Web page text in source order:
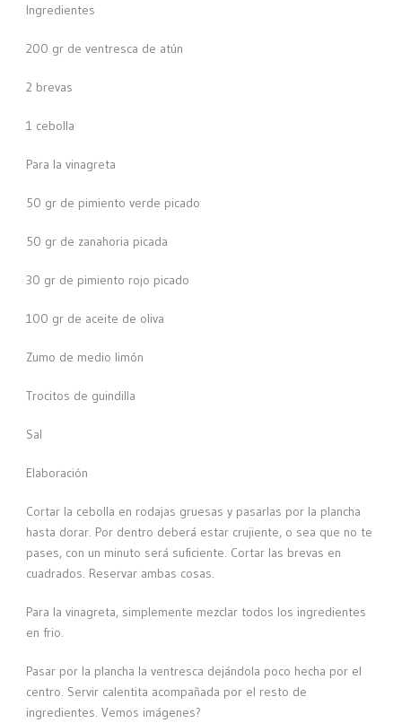
Ingredientes
200 gr de ventresca de atún
2 brevas
1 cebolla
Para la vinagreta
50 gr de pimiento verde picado
50 gr de zanahoria picada
30 gr de pimiento rojo picado
100 gr de aceite de oliva
Zumo de medio limón
Trocitos de guindilla
Sal
Elaboración
Cortar la cebolla en rodajas gruesas y pasarlas por la plancha
hasta dorar. Por dentro deberá estar crujiente, o sea que no te
pases, con un minuto será suficiente. Cortar las brevas en
cuadrados. Reservar ambas cosas.
Para la vinagreta, simplemente mezclar todos los ingredientes
en frio.
Pasar por la plancha la ventresca dejándola poco hecha por el
centro. Servir calentita acompañada por el resto de
ingredientes. Vemos imágenes?